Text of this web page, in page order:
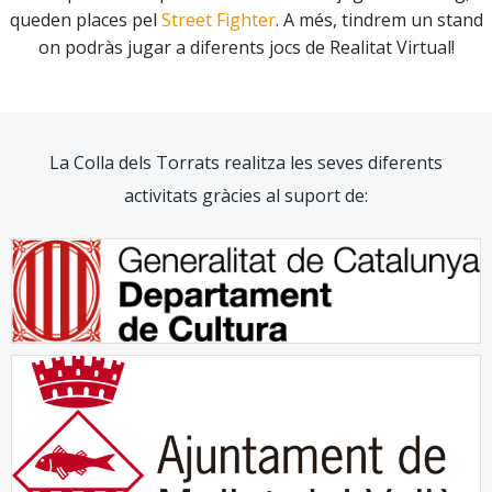
queden places pel Street Fighter. A més, tindrem un stand
on podràs jugar a diferents jocs de Realitat Virtual!
La Colla dels Torrats realitza les seves diferents
activitats gràcies al suport de: